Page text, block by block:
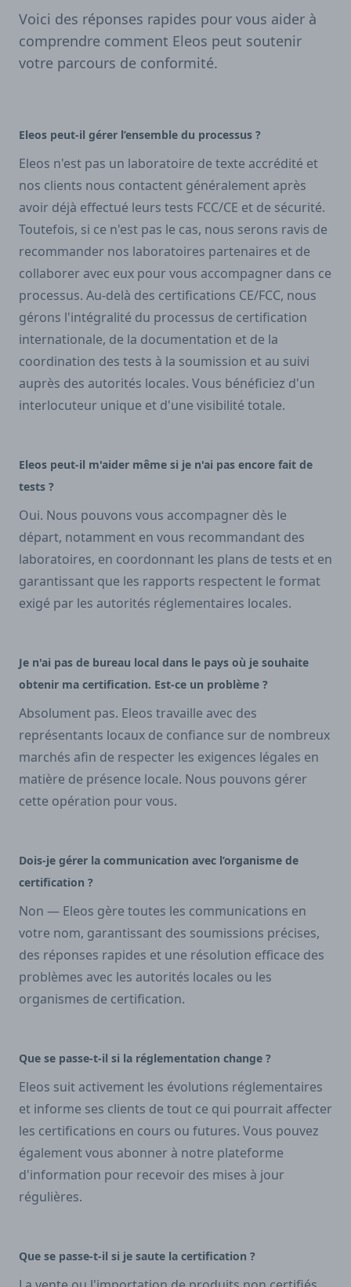
Voici des réponses rapides pour vous aider à
comprendre comment Eleos peut soutenir
votre parcours de conformité.
Eleos peut-il gérer l’ensemble du processus ?
Eleos n'est pas un laboratoire de texte accrédité et
nos clients nous contactent généralement après
avoir déjà effectué leurs tests FCC/CE et de sécurité.
Toutefois, si ce n'est pas le cas, nous serons ravis de
recommander nos laboratoires partenaires et de
collaborer avec eux pour vous accompagner dans ce
processus. Au-delà des certifications CE/FCC, nous
gérons l'intégralité du processus de certification
internationale, de la documentation et de la
coordination des tests à la soumission et au suivi
auprès des autorités locales. Vous bénéficiez d'un
interlocuteur unique et d'une visibilité totale.
Eleos peut-il m'aider même si je n'ai pas encore fait de
tests ?
Oui. Nous pouvons vous accompagner dès le
départ, notamment en vous recommandant des
laboratoires, en coordonnant les plans de tests et en
garantissant que les rapports respectent le format
exigé par les autorités réglementaires locales.
Je n'ai pas de bureau local dans le pays où je souhaite
obtenir ma certification. Est-ce un problème ?
Absolument pas. Eleos travaille avec des
représentants locaux de confiance sur de nombreux
marchés afin de respecter les exigences légales en
matière de présence locale. Nous pouvons gérer
cette opération pour vous.
Dois-je gérer la communication avec l’organisme de
certification ?
Non — Eleos gère toutes les communications en
votre nom, garantissant des soumissions précises,
des réponses rapides et une résolution efficace des
problèmes avec les autorités locales ou les
organismes de certification.
Que se passe-t-il si la réglementation change ?
Eleos suit activement les évolutions réglementaires
et informe ses clients de tout ce qui pourrait affecter
les certifications en cours ou futures. Vous pouvez
également vous abonner à notre plateforme
d'information pour recevoir des mises à jour
régulières.
Que se passe-t-il si je saute la certification ?